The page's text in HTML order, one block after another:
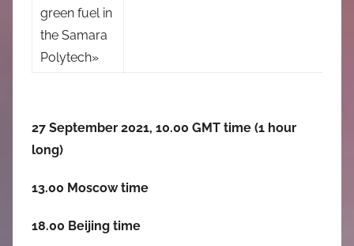
green fuel in
the Samara
Polytech»
27 September 2021, 10.00 GMT time (1 hour
long)
13.00 Moscow time
18.00 Beijing time